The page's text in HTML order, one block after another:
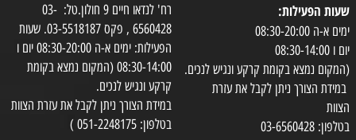
שעות הפעילות:
ימים א-ה 08:30-20:00
יום ו 08:30-14:00
(המקום נמצא בקומת קרקע ונגיש לנכים.
במידת הצורך ניתן לקבל את עזרת
הצוות
בטלפון: 03-6560428
רח' לנדאו חיים 9 חולון.טל: 03-
6560428 , פקס 03-5518187. שעות
הפעילות: ימים א-ה 08:30-20:00 יום ו
08:30-14:00 (המקום נמצא בקומת
קרקע ונגיש לנכים.
במידת הצורך ניתן לקבל את עזרת הצוות
בטלפון: 051-2248175 )